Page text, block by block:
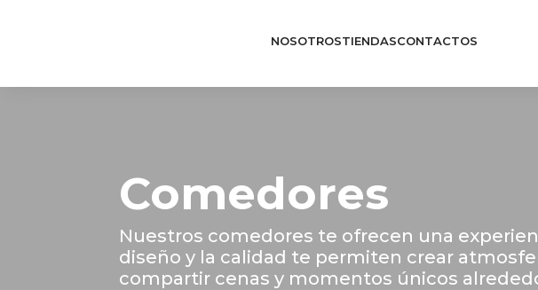
NOSOTROSTIENDASCONTACTOS
Comedores
Nuestros comedores te ofrecen una
diseño y la calidad te permiten crear
compartir cenas y momentos únicos